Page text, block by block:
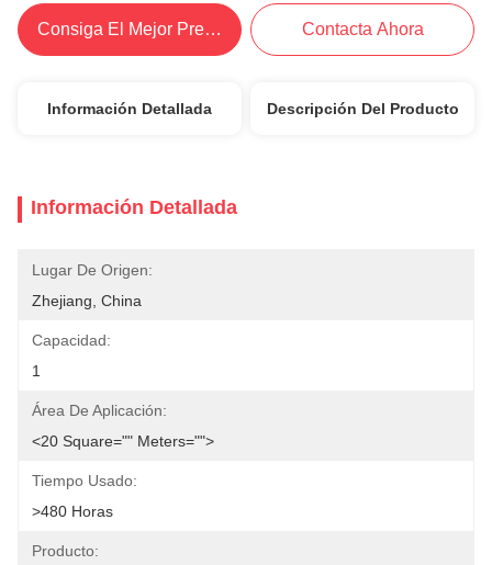
Consiga El Mejor Precio Contacta Ahora
Información Detallada Descripción Del Producto
Información Detallada
Lugar De Origen:
Zhejiang, China
Capacidad:
1
Área De Aplicación:
<20 Square="" Meters="">
Tiempo Usado:
>480 Horas
Producto: